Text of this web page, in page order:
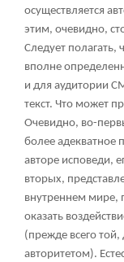
осуществляется
этим, очевидно,
Следует полагать,
вполне
и для аудитории
текст. Что может
Очевидно, во-
более адекватное
авторе исповеди,
вторых,
внутреннем мире,
оказать
(прежде всего той,
авторитетом).